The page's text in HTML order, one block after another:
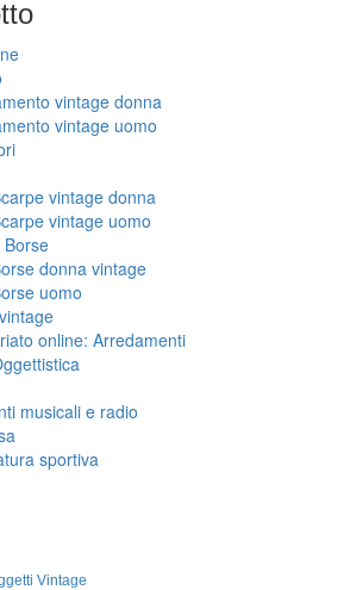
vintage donna
vintage uomo
vintage donna
vintage uomo
Borse
donna vintage
uomo
online: Arredamenti
musicali e radio
sportiva
Vintage